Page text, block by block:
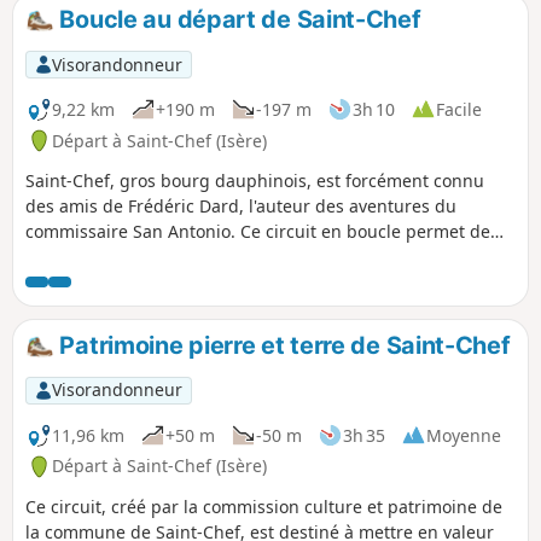
Boucle au départ de Saint-Chef
Visorandonneur
9,22 km
+190 m -197 m 3h 10
Facile
Départ à Saint-Chef (Isère)
Saint-Chef, gros bourg dauphinois, est forcément connu
des amis de Frédéric Dard, l'auteur des aventures du
commissaire San Antonio. Ce circuit en boucle permet de
le très beau Château de Chapeau Cornu.
Patrimoine pierre et terre de Saint-Chef
Visorandonneur
11,96 km
+50 m -50 m 3h 35
Moyenne
Départ à Saint-Chef (Isère)
Ce circuit, créé par la commission culture et patrimoine de
la commune de Saint-Chef, est destiné à mettre en valeur